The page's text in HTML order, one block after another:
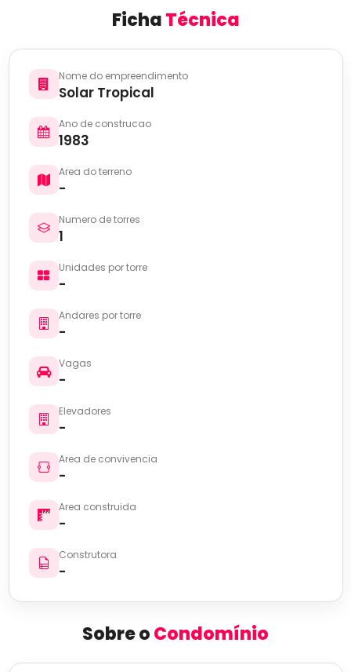
FichaTécnica
Nome do empreendimento
Solar Tropical
Ano de construcao
1983
Area do terreno
-
Numero de torres
1
Unidades por torre
-
Andares por torre
-
Vagas
-
Elevadores
-
Area de convivencia
-
Area construida
-
Construtora
-
Sobre oCondomínio